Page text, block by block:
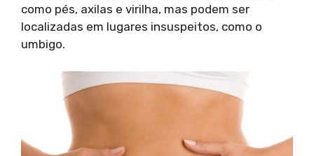
como pés, axilas e virilha, mas podem ser
localizadas em lugares insuspeitos, como o
umbigo.